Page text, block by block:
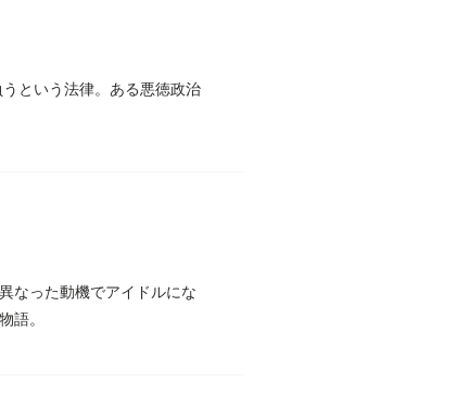
という法律。ある悪徳政治
なった動機でアイドルにな
語。